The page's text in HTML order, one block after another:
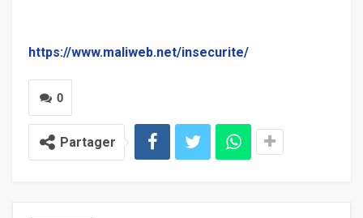
https://www.maliweb.net/insecurite/
0
Partager